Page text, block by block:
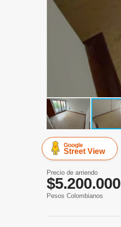
Google
Street View
Precio de arriendo
$5.200.000
Pesos Colombianos